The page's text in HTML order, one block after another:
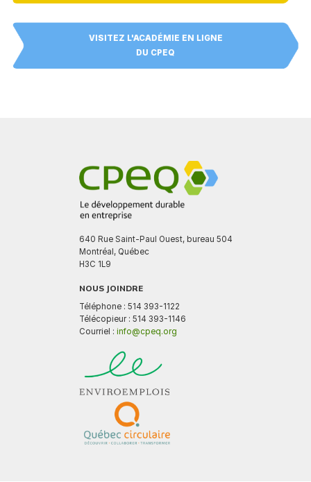
VISITEZ L'ACADÉMIE EN LIGNE
DU CPEQ
640 Rue Saint-Paul Ouest, bureau 504
Montréal, Québec
H3C 1L9
NOUS JOINDRE
Téléphone : 514 393-1122
Télécopieur : 514 393-1146
Courriel : info@cpeq.org